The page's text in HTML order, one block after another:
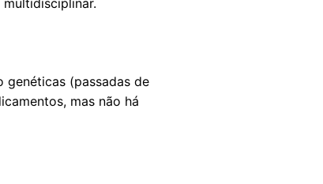
genéticas (passadas de
mas não há